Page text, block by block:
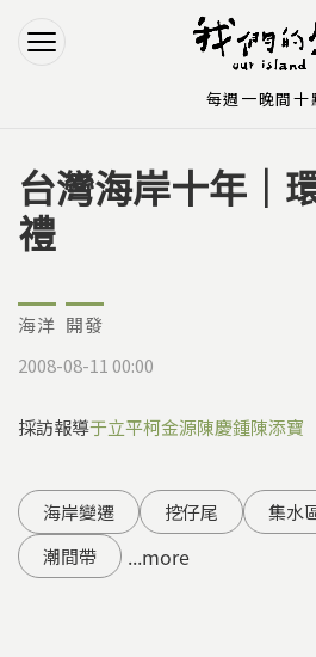
Jump to
Jump to Main
您在這裡
台灣海岸十年｜
禮
海洋 開發
2008-08-11 00:00
採訪報導于立平柯金源陳慶鍾陳添寶
海岸變遷 挖仔尾 集水
潮間帶
...more
每週一晚間十